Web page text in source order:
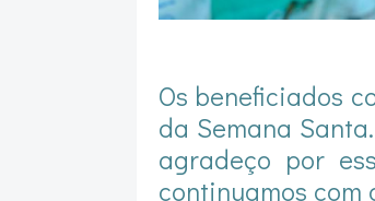
Os beneficiados
da Semana
agradeço por
continuamos com